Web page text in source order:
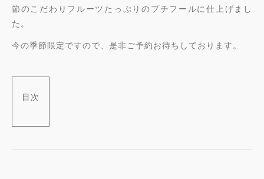
節のこだわりフルーツたっぷりのプチフールに仕上げまし
た。
今の季節限定ですので、是非ご予約お待ちしております。
目次